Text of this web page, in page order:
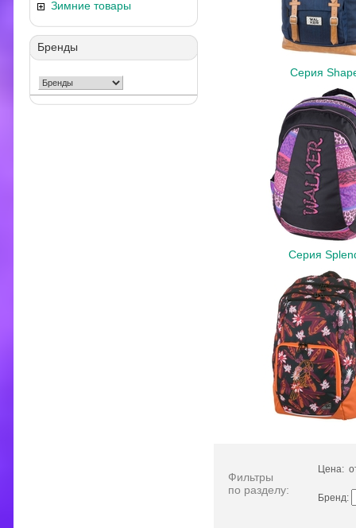
Зимние товары
Бренды
Серия
Серия
Фильтры
по разделу:
Цена:
Бренд: